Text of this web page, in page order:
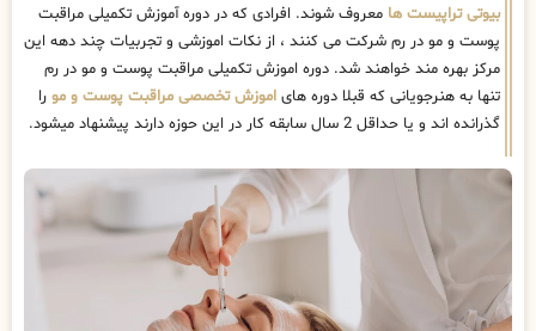
بیوتی تراپیست ها معروف شوند. افرادی که در دوره آموزش تکمیلی مراقبت
پوست و مو در رم شرکت می کنند ، از نکات اموزشی و تجربیات چند دهه این
مرکز بهره مند خواهند شد. دوره اموزش تکمیلی مراقبت پوست و مو در رم
تنها به هنرجویانی که قبلا دوره های اموزش تخصصی مراقبت پوست و مو را
گذرانده اند و یا حداقل 2 سال سابقه کار در این حوزه دارند پیشنهاد میشود.